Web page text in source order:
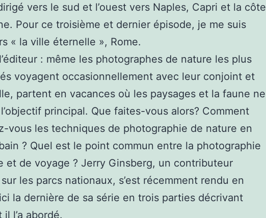
vers le sud et l’ouest vers Naples, Capri et la côte
Pour ce troisième et dernier épisode, je me suis
« la ville éternelle », Rome.
: même les photographes de nature les plus
voyagent occasionnellement avec leur conjoint et
partent en vacances où les paysages et la faune ne
principal. Que faites-vous alors? Comment
vous les techniques de photographie de nature en
? Quel est le point commun entre la photographie
et de voyage ? Jerry Ginsberg, un contributeur
les parcs nationaux, s’est récemment rendu en
la dernière de sa série en trois parties décrivant
l’a abordé.